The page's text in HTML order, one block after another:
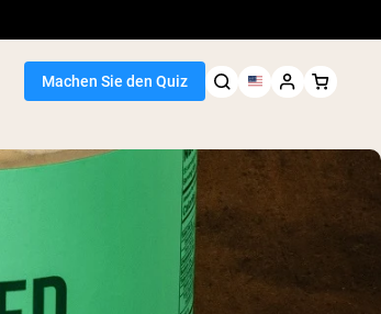
Machen Sie den Quiz